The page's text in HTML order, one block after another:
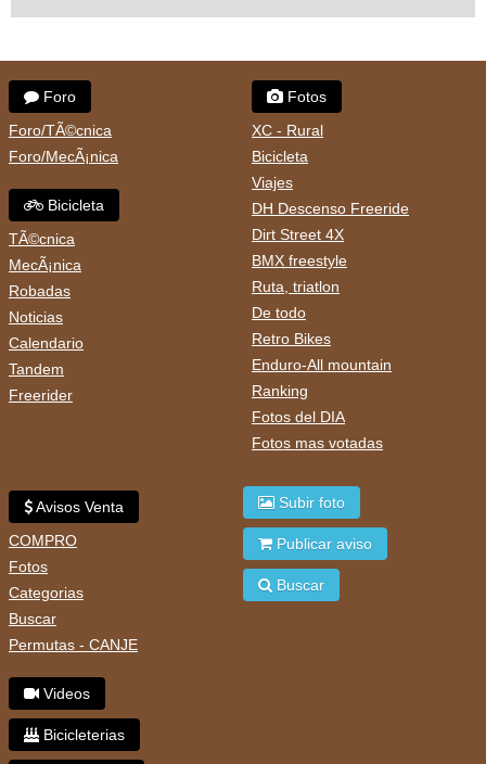
Foro
Foro/TÃ©cnica
Foro/MecÃ¡nica
Bicicleta
TÃ©cnica
MecÃ¡nica
Robadas
Noticias
Calendario
Tandem
Freerider
Fotos
XC - Rural
Bicicleta
Viajes
DH Descenso Freeride
Dirt Street 4X
BMX freestyle
Ruta, triatlon
De todo
Retro Bikes
Enduro-All mountain
Ranking
Fotos del DIA
Fotos mas votadas
Avisos Venta
COMPRO
Fotos
Categorias
Buscar
Permutas - CANJE
Videos
Bicicleterias
Subir foto
Publicar aviso
Buscar